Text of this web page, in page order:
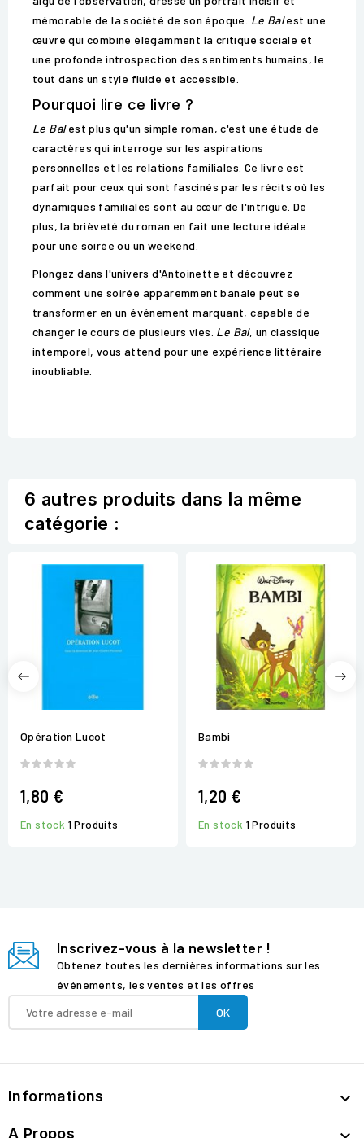
mémorable de la société de son époque. Le Balest une
œuvre qui combine élégamment la critique sociale et
une profonde introspection des sentiments humains, le
tout dans un style fluide et accessible.
Pourquoi lire ce livre ?
Le Balest plus qu'un simple roman, c'est une étude de
caractères qui interroge sur les aspirations
personnelles et les relations familiales. Ce livre est
parfait pour ceux qui sont fascinés par les récits où les
dynamiques familiales sont au cœur de l'intrigue. De
plus, la brièveté du roman en fait une lecture idéale
pour une soirée ou un weekend.
Plongez dans l'univers d'Antoinette et découvrez
comment une soirée apparemment banale peut se
transformer en un événement marquant, capable de
changer le cours de plusieurs vies. Le Bal, un classique
intemporel, vous attend pour une expérience littéraire
inoubliable.
6 autres produits dans la même
catégorie :
Opération Lucot
1,80 €
En stock 1 Produits
Bambi
1,20 €
En stock 1 Produits
Inscrivez-vous à la newsletter !
Obtenez toutes les dernières informations sur les
événements, les ventes et les offres
Informations 
A Propos